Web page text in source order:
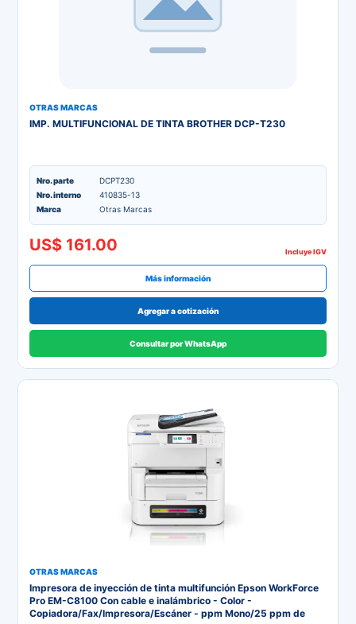
OTRAS MARCAS
IMP. MULTIFUNCIONAL DE TINTA BROTHER DCP-T230
Nro. parte
DCPT230
Nro. interno
410835-13
Marca
Otras Marcas
US$ 161.00 Incluye IGV
Más información
Agregar a cotización
Consultar por WhatsApp
OTRAS MARCAS
Impresora de inyección de tinta multifunción Epson WorkForce
Pro EM-C8100 Con cable e inalámbrico - Color -
Copiadora/Fax/Impresora/Escáner - ppm Mono/25 ppm de